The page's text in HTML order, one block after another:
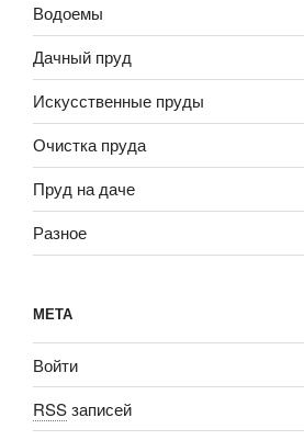
Водоемы
Дачный пруд
Искусственные пруды
Очистка пруда
Пруд на даче
Разное
МЕТА
Войти
RSSзаписей